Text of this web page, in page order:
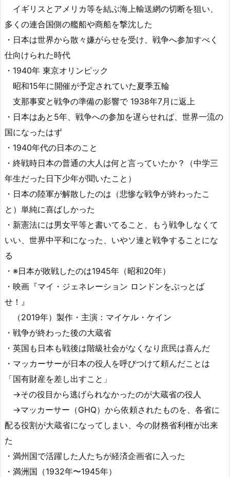
イギリスとアメリカ等を結ぶ海上輸送網の切断を狙い、
多くの連合国側の艦船や商船を撃沈した
・日本は世界から散々嫌がらせを受け、戦争へ参加すべく
仕向けられた時代
・1940年 東京オリンピック
昭和15年に開催が予定されていた夏季五輪
支那事変と戦争の準備の影響で 1938年7月に返上
・日本はあと5年、戦争への参加を遅らせれば、世界一流の
国になったはず
・1940年代の日本のこと
・終戦時日本の普通の大人は何と言っていたか？（中学三
年生だった日下少年が聞いたこと）
・日本の陸軍が解散したのは（悲惨な戦争が終わったこ
と）単純に喜ばしかった
・新憲法には男女平等と書いてること、もう戦争しなくて
いい、世界中平和になった、いやソ連と戦争することにな
る
・※日本が敗戦したのは1945年（昭和20年）
・映画『マイ・ジェネレーション ロンドンをぶっとば
せ！』
（2019年）製作・主演：マイケル・ケイン
・戦争が終わった後の大蔵省
・英国も日本も戦後は階級社会がなくなり庶民は喜んだ
・マッカーサーが日本の役人を呼びつけて頼んだことは
「国有財産を差し出すこと」
→その役目から逃げられなかったのが大蔵省の役人
→マッカーサー（GHQ）から依頼されたものを、各省に
配る役割が大蔵省になってしまい、今の財務省利権が出来
た
・満州国で活躍した人たちが経済企画省に入った
・満洲国（1932年〜1945年）